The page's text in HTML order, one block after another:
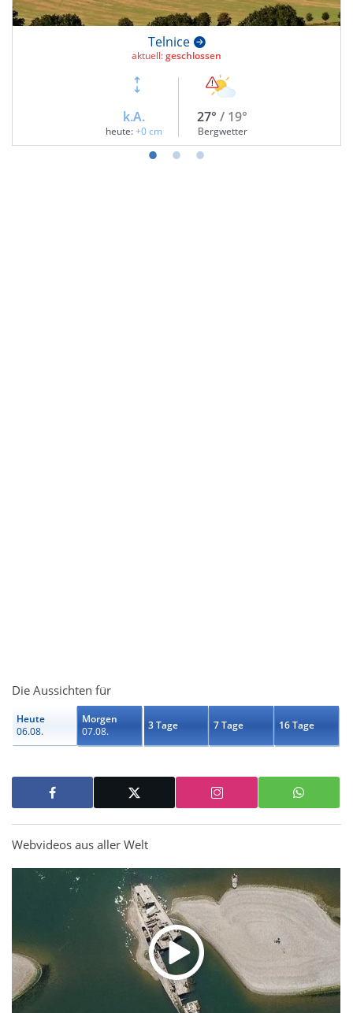
Telnice
aktuell:geschlossen
k.A.
heute:+0 cm
27° / 19°
Bergwetter
Die Aussichten für
Heute
06.08.
Morgen
07.08.
3 Tage 7 Tage 16 Tage
Webvideos aus aller Welt